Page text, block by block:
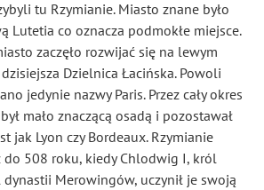
tu Rzymianie. Miasto znane było
Lutetia co oznacza podmokłe miejsce.
zaczęło rozwijać się na lewym
Dzielnica Łacińska. Powoli
jedynie nazwy Paris. Przez cały okres
mało znaczącą osadą i pozostawał
jak Lyon czy Bordeaux. Rzymianie
do 508 roku, kiedy Chlodwig I, król
dynastii Merowingów, uczynił je swoją